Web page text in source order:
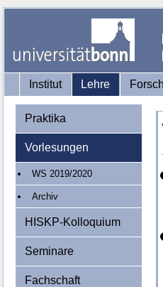
Institut Lehre
Praktika
Vorlesungen
WS 2019/2020
Archiv
HISKP-Kolloquium
Seminare
Fachschaft